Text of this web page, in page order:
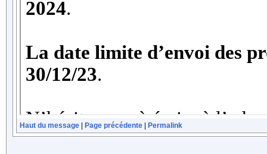
Haut du message Page précédente Permalink